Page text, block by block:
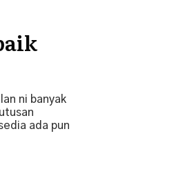
ni banyak
ada pun